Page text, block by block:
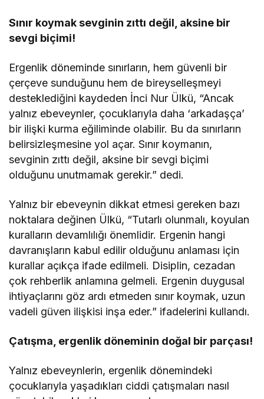
Sınır koymak sevginin zıttı değil, aksine bir
sevgi biçimi!
Ergenlik döneminde sınırların, hem güvenli bir
çerçeve sunduğunu hem de bireyselleşmeyi
desteklediğini kaydeden İnci Nur Ülkü, “Ancak
yalnız ebeveynler, çocuklarıyla daha ‘arkadaşça’
bir ilişki kurma eğiliminde olabilir. Bu da sınırların
belirsizleşmesine yol açar. Sınır koymanın,
sevginin zıttı değil, aksine bir sevgi biçimi
olduğunu unutmamak gerekir.” dedi.
Yalnız bir ebeveynin dikkat etmesi gereken bazı
noktalara değinen Ülkü, “Tutarlı olunmalı, koyulan
kuralların devamlılığı önemlidir. Ergenin hangi
davranışların kabul edilir olduğunu anlaması için
kurallar açıkça ifade edilmeli. Disiplin, cezadan
çok rehberlik anlamına gelmeli. Ergenin duygusal
ihtiyaçlarını göz ardı etmeden sınır koymak, uzun
vadeli güven ilişkisi inşa eder.” ifadelerini kullandı.
Çatışma, ergenlik döneminin doğal bir parçası!
Yalnız ebeveynlerin, ergenlik dönemindeki
çocuklarıyla yaşadıkları ciddi çatışmaları nasıl